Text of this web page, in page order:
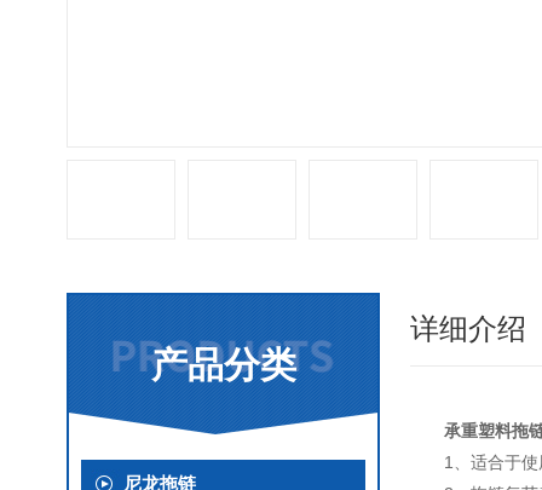
产品分类
尼龙拖链
详细介绍
承重塑料拖
1、适合于